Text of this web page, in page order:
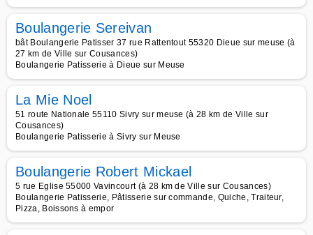
Boulangerie Sereivan
bât Boulangerie Patisser 37 rue Rattentout 55320 Dieue sur meuse (à
27 km de Ville sur Cousances)
Boulangerie Patisserie à Dieue sur Meuse
La Mie Noel
51 route Nationale 55110 Sivry sur meuse (à 28 km de Ville sur
Cousances)
Boulangerie Patisserie à Sivry sur Meuse
Boulangerie Robert Mickael
5 rue Eglise 55000 Vavincourt (à 28 km de Ville sur Cousances)
Boulangerie Patisserie, Pâtisserie sur commande, Quiche, Traiteur,
Pizza, Boissons à empor